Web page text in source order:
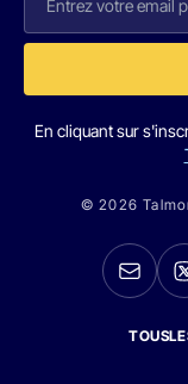
En cliquant sur
© 2026